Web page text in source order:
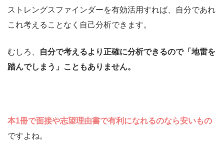
ストレングスファインダーを有効活用すれば、自分であれ
これ考えることなく自己分析できます。
むしろ、
自分で考えるより正確に分析できるので「地雷を
踏んでしまう」こともありません。
本1冊で面接や志望理由書で有利になれるのなら安いもの
ですよね。